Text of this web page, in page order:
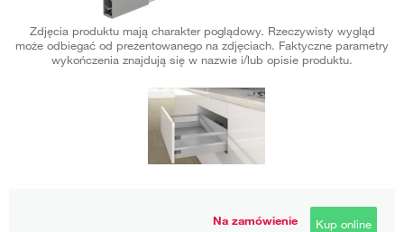
Zdjęcia produktu mają charakter poglądowy. Rzeczywisty wygląd
może odbiegać od prezentowanego na zdjęciach. Faktyczne parametry
wykończenia znajdują się w nazwie i/lub opisie produktu.
Na zamówienie
Kup online